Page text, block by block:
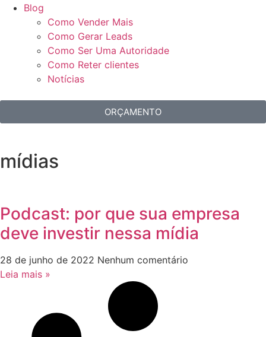
Blog
Como Vender Mais
Como Gerar Leads
Como Ser Uma Autoridade
Como Reter clientes
Notícias
ORÇAMENTO
mídias
Podcast: por que sua empresa
deve investir nessa mídia
28 de junho de 2022 Nenhum comentário
Leia mais »